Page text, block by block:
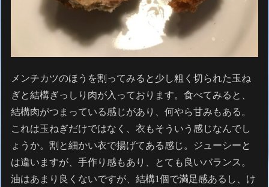
メンチカツのほうを割ってみると少し粗く切られた玉ね
ぎと結構ぎっしり肉が入っております。食べてみると、
結構肉がつまっている感じがあり、何やら甘みもある。
これは玉ねぎだけではなく、衣もそういう感じなんでし
ょうか。割と細かい衣で揚げてある感じ。ジューシーと
は違いますが、手作り感もあり、とても良いバランス。
油はあまり良くないですが、結構1個で満足感あるし、け